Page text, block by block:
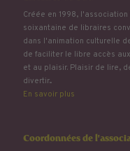
Créée en 1998,
soixantaine de libraires
dans l'animation culturelle
de faciliter le libre accès
et au plaisir. Plaisir de lire,
divertir...
En savoir plus
Coordonnées de